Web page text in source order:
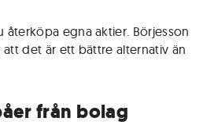
återköpa egna aktier. Börjesson
det är ett bättre alternativ än
från bolag